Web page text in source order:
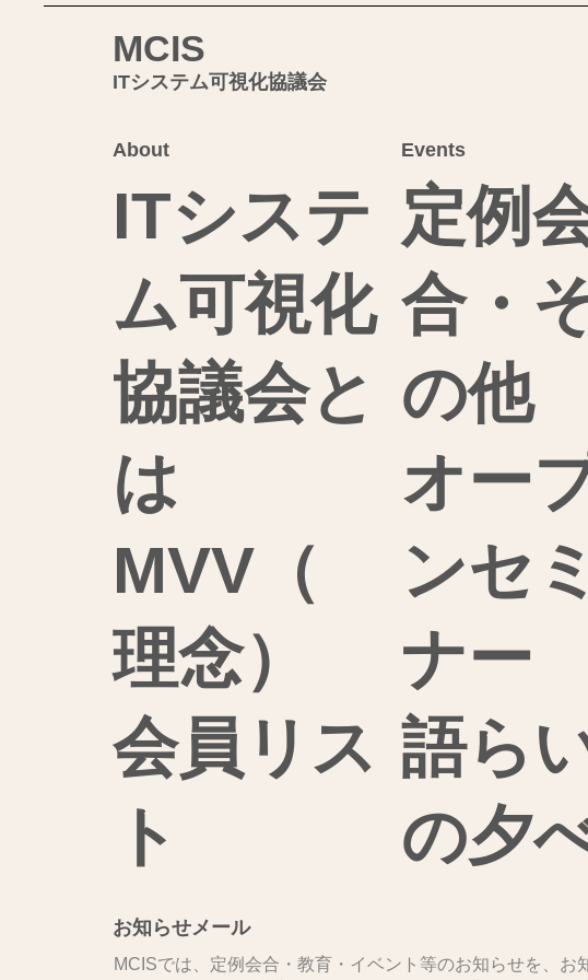
MCIS
ITシステム可視化協議会
About
ITシステ
ム可視化
協議会と
は
MVV（
理念）
会員リス
ト
Events
定例
合・
の他
オー
ンセミ
ナー
語ら
の夕
お知らせメール
MCISでは、定例会合・教育・イベント等のお知らせを、お